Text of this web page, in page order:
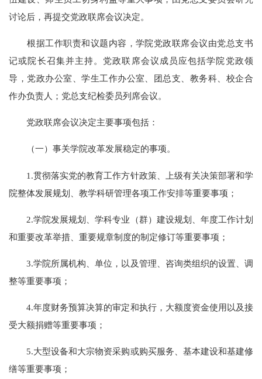
讨论后，再提交党政联席会议决定。
根据工作职责和议题内容，学院党政联席会议由党总支书
记或院长召集并主持。党政联席会议成员应包括学院党政领
导，党政办公室、学生工作办公室、团总支、教务科、校企合
作办负责人；党总支纪检委员列席会议。
党政联席会议决定主要事项包括：
（一）事关学院改革发展稳定的事项。
1.贯彻落实党的教育工作方针政策、上级有关决策部署和学
院整体发展规划、教学科研管理各项工作安排等重要事项；
2.学院发展规划、学科专业（群）建设规划、年度工作计划
和重要改革举措、重要规章制度的制定修订等重要事项；
3.学院所属机构、单位，以及管理、咨询类组织的设置、调
整等重要事项；
4.年度财务预算决算的审定和执行，大额度资金使用以及接
受大额捐赠等重要事项；
5.大型设备和大宗物资采购或购买服务、基本建设和基建修
缮等重要事项；